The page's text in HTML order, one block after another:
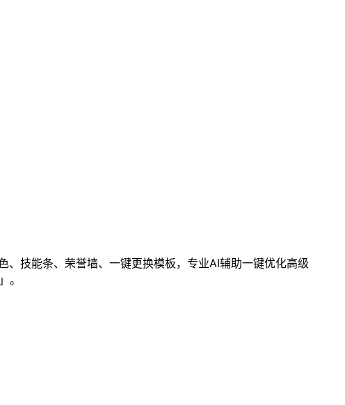
技能条、荣誉墙、一键更换模板，专业AI辅助一键优化高级
。